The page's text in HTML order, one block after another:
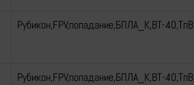
Рубикон,FPV,попадание,БПЛА_К,ВТ-40,ТпВ
Рубикон,FPV,попадание,БПЛА_К,ВТ-40,ТпВ